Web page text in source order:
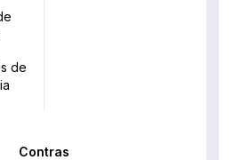
de
Contras